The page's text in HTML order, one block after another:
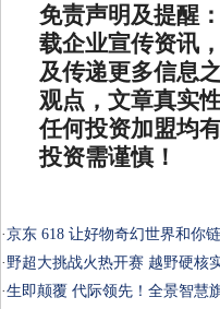
免责声明及提醒：
载企业宣传资讯
及传递更多信息
观点，文章真实
任何投资加盟均
投资需谨慎！
·京东 618 让好物奇幻世界和你
· 野超大挑战火热开赛 越野硬核
·生即颠覆 代际领先！全景智慧